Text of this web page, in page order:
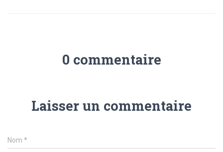
0 commentaire
Laisser un commentaire
Nom *